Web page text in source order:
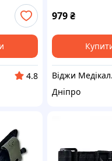
EMT
4.8
механічний
979₴
Віджи
Дніпро